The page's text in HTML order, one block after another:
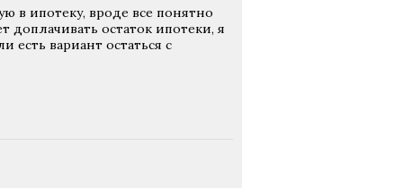
в ипотеку, вроде все понятно
доплачивать остаток ипотеки, я
есть вариант остаться с